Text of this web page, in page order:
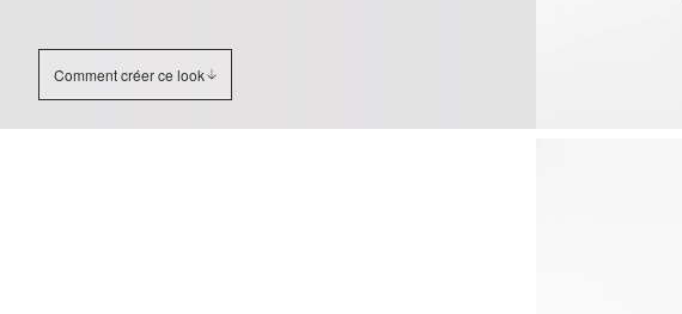
Comment créer ce look